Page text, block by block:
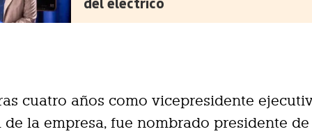
cuatro años como vicepresidente
la empresa, fue nombrado presidente de